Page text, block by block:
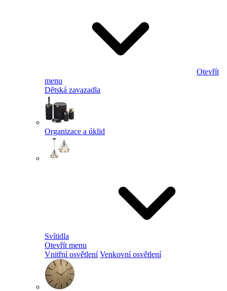
Otevřít
menu
Dětská zavazadla
Organizace a úklid
Svítidla
Otevřít menu
Vnitřní osvětlení Venkovní osvětlení